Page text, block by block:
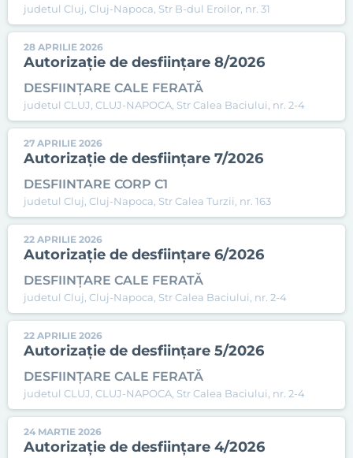
judetul Cluj, Cluj-Napoca, Str B-dul Eroilor, nr. 31
28 APRILIE 2026
Autorizație de desființare 8/2026
DESFIINȚARE CALE FERATĂ
judetul CLUJ, CLUJ-NAPOCA, Str Calea Baciului, nr. 2-4
27 APRILIE 2026
Autorizație de desființare 7/2026
DESFIINTARE CORP C1
judetul Cluj, Cluj-Napoca, Str Calea Turzii, nr. 163
22 APRILIE 2026
Autorizație de desființare 6/2026
DESFIINȚARE CALE FERATĂ
judetul Cluj, Cluj-Napoca, Str Calea Baciului, nr. 2-4
22 APRILIE 2026
Autorizație de desființare 5/2026
DESFIINȚARE CALE FERATĂ
judetul CLUJ, CLUJ-NAPOCA, Str Calea Baciului, nr. 2-4
24 MARTIE 2026
Autorizație de desființare 4/2026